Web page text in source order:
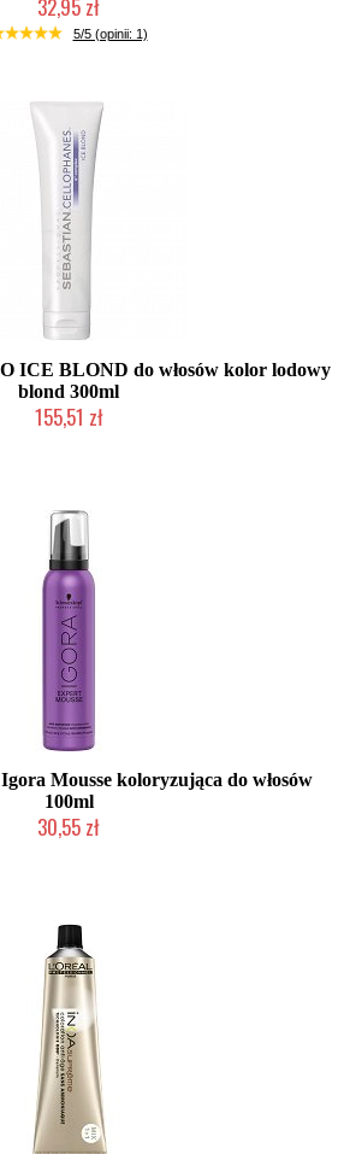
32,95 zł
ilość (wysyłka w 24h)
5/5 (opinii: 1)
ICE BLOND do włosów kolor lodowy
blond 300ml
155,51 zł
Mousse koloryzująca do włosów
100ml
30,55 zł